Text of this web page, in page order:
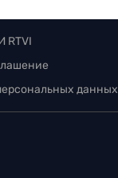
RTVI
данных